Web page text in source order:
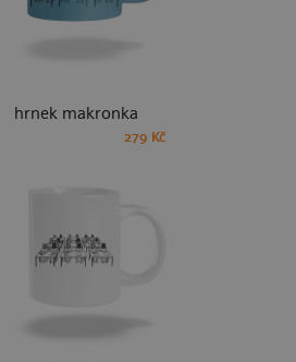
hrnek makronka
279 Kč